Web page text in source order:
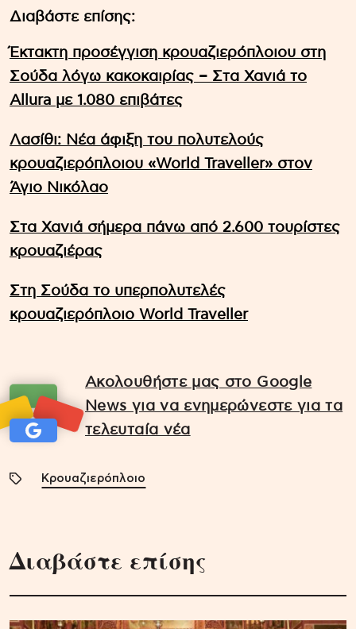
Διαβάστε επίσης:
Έκτακτη προσέγγιση κρουαζιερόπλοιου στη
Σούδα λόγω κακοκαιρίας – Στα Χανιά το
Allura με 1.080 επιβάτες
Λασίθι: Νέα άφιξη του πολυτελούς
κρουαζιερόπλοιου «World Traveller» στον
Άγιο Νικόλαο
Στα Χανιά σήμερα πάνω από 2.600 τουρίστες
κρουαζιέρας
Στη Σούδα το υπερπολυτελές
κρουαζιερόπλοιο World Traveller
Ακολουθήστε μας στο Google
News για να ενημερώνεστε για τα
τελευταία νέα
Κρουαζιερόπλοιο
Διαβάστε επίσης